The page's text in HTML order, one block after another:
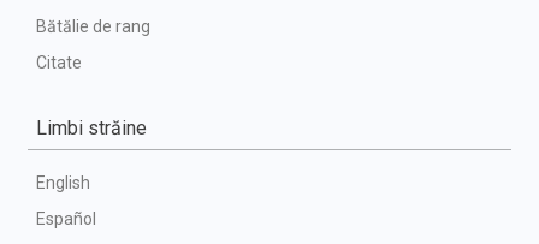
Bătălie de rang
Citate
Limbi străine
English
Español